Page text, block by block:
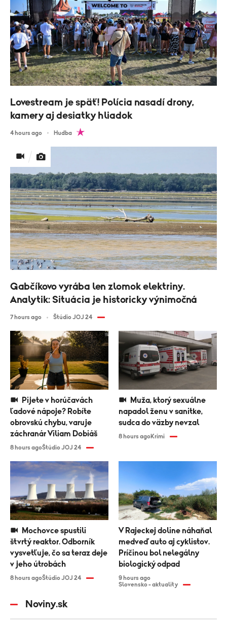
Lovestream je späť! Polícia nasadí drony,
kamery aj desiatky hliadok
4 hours ago Hudba
Gabčíkovo vyrába len zlomok elektriny.
Analytik: Situácia je historicky výnimočná
7 hours ago Štúdio JOJ 24
ľadové nápoje? Robíte
obrovskú chybu, varuje
záchranár Viliam Dobiáš
8 hours agoŠtúdio JOJ 24
napadol ženu v sanitke,
sudca do väzby nevzal
8 hours agoKrimi
štvrtý reaktor. Odborník
vysvetľuje, čo sa teraz deje
v jeho útrobách
8 hours agoŠtúdio JOJ 24
V Rajeckej doline náhaňal
medveď auto aj cyklistov.
Príčinou bol nelegálny
biologický odpad
9 hours ago
Slovensko - aktuality
Noviny.sk